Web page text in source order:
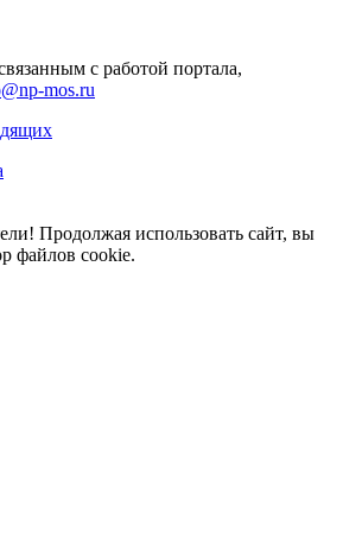
с работой портала,
mos.ru
Продолжая использовать сайт, вы
файлов cookie.